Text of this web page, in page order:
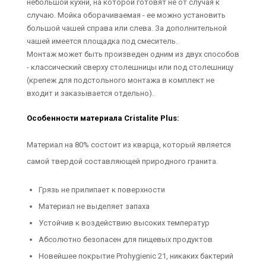
небольшой кухни, на которой готовят не от случая к
случаю. Мойка оборачиваемая - ее можно установить
большой чашей справа или слева. За дополнительной
чашей имеется площадка под смеситель.
Монтаж может быть произведен одним из двух способов
- классический сверху столешницы или под столешницу
(крепеж для подстольного монтажа в комплект не
входит и заказывается отдельно).
Особенности материала Cristalite Plus:
Материал на 80% состоит из кварца, который является
самой твердой составляющей природного гранита.
Грязь не прилипает к поверхности
Материал не выделяет запаха
Устойчив к воздействию высоких температур
Абсолютно безопасен для пищевых продуктов
Новейшее покрытие Prohygienic 21, никаких бактерий